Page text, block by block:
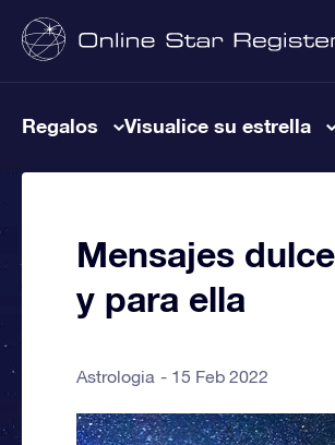
Regalos Visualice su estrella
Mensajes
y para ella
Astrologia 15 Feb 2022